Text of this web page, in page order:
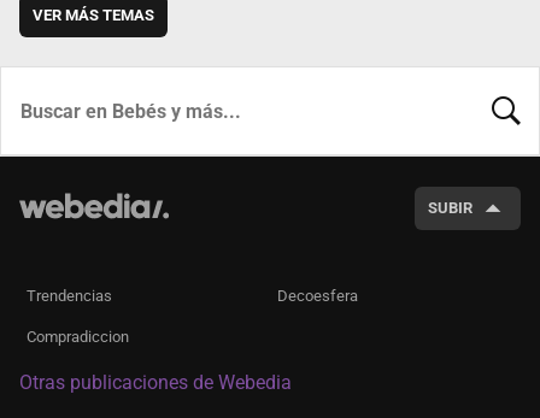
VER MÁS TEMAS
SUBIR
Trendencias Decoesfera
Compradiccion
Otras publicaciones de Webedia